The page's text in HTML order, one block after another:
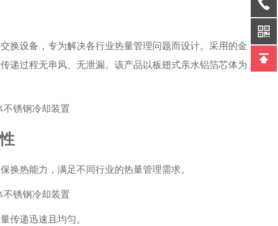
换设备，专为解决各行业热量管理问题而设计。采用的金
递过程无串风、无泄漏。该产品以板翅式亲水铝箔芯体为
换热能力，满足不同行业的热量管理需求。
传递迅速且均匀。